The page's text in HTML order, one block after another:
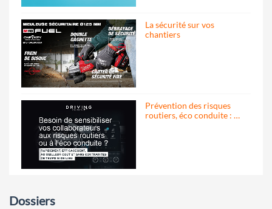
La sécurité sur vos
chantiers
Prévention des risques
routiers, éco conduite : …
Dossiers